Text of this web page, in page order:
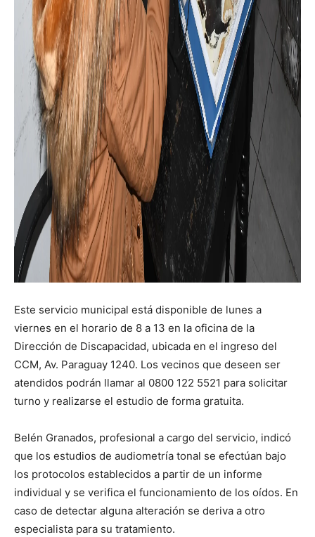
Este servicio municipal está disponible de lunes a
viernes en el horario de 8 a 13 en la oficina de la
Dirección de Discapacidad, ubicada en el ingreso del
CCM, Av. Paraguay 1240. Los vecinos que deseen ser
atendidos podrán llamar al 0800 122 5521 para solicitar
turno y realizarse el estudio de forma gratuita.
Belén Granados, profesional a cargo del servicio, indicó
que los estudios de audiometría tonal se efectúan bajo
los protocolos establecidos a partir de un informe
individual y se verifica el funcionamiento de los oídos. En
caso de detectar alguna alteración se deriva a otro
especialista para su tratamiento.